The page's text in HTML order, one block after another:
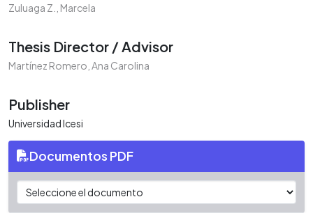
Zuluaga Z., Marcela
Thesis Director / Advisor
Martínez Romero, Ana Carolina
Publisher
Universidad Icesi
Documentos PDF